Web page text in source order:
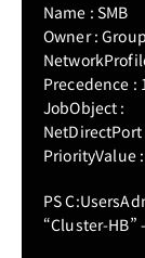
Name : SMB
Owner :
Precedence :
JobObject :
NetDirectPort
PriorityValue
PS
“Cluster-